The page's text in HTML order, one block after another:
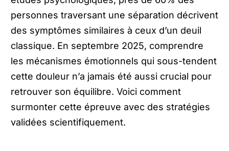
personnes traversant une séparation décrivent
des symptômes similaires à ceux d’un deuil
classique. En septembre 2025, comprendre
les mécanismes émotionnels qui sous-tendent
cette douleur n’a jamais été aussi crucial pour
retrouver son équilibre. Voici comment
surmonter cette épreuve avec des stratégies
validées scientifiquement.